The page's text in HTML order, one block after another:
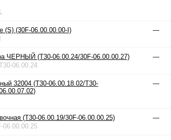
(S) (30F-06.00.00.00-I)
—
ЧЕРНЫЙ (T30-06.00.24/30F-06.00.00.27)
06.00.24
—
32004 (T30-06.00.18.02/T30-
—
(T30-06.00.19/30F-06.00.00.25)
06.00.00.25
—